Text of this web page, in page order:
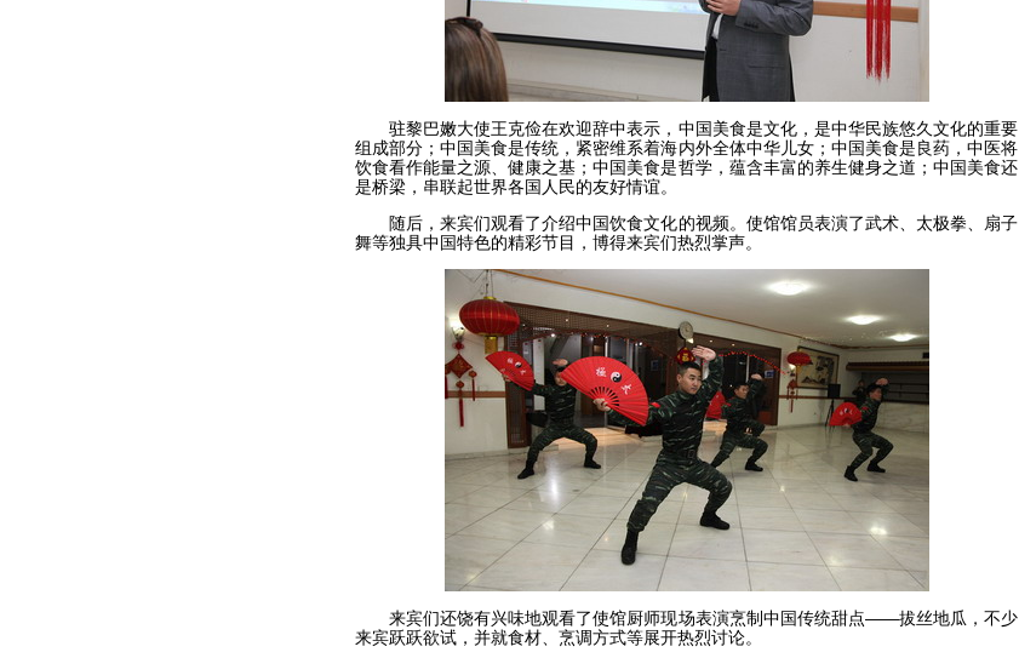
驻黎巴嫩大使王克俭在欢迎辞中表示，中国美食是文化，是中华民族悠久文化的重要
组成部分；中国美食是传统，紧密维系着海内外全体中华儿女；中国美食是良药，中医将
饮食看作能量之源、健康之基；中国美食是哲学，蕴含丰富的养生健身之道；中国美食还
是桥梁，串联起世界各国人民的友好情谊。
随后，来宾们观看了介绍中国饮食文化的视频。使馆馆员表演了武术、太极拳、扇子
舞等独具中国特色的精彩节目，博得来宾们热烈掌声。
来宾们还饶有兴味地观看了使馆厨师现场表演烹制中国传统甜点——拔丝地瓜，不少
来宾跃跃欲试，并就食材、烹调方式等展开热烈讨论。